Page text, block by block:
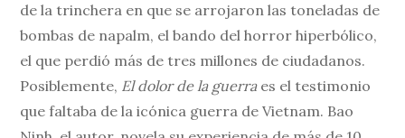
de la trinchera en que se arrojaron las toneladas de
bombas de napalm, el bando del horror hiperbólico,
el que perdió más de tres millones de ciudadanos.
Posiblemente, El dolor de la guerraes el testimonio
que faltaba de la icónica guerra de Vietnam. Bao